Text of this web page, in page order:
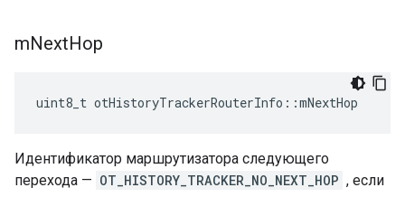
mNextHop
uint8_t otHistoryTrackerRouterInfo ::mNextHop
Идентификатор маршрутизатора следующего
перехода — OT_HISTORY_TRACKER_NO_NEXT_HOP , если